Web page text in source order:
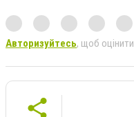
Авторизуйтесь, щоб оцінити